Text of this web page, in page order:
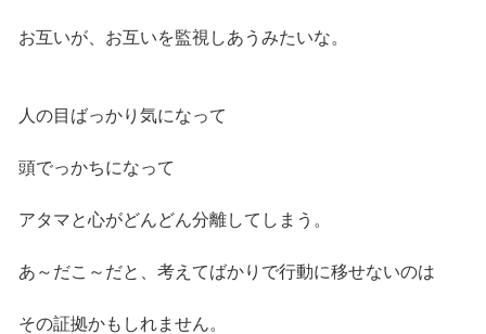
お互いが、お互いを監視しあうみたいな。
人の目ばっかり気になって
頭でっかちになって
アタマと心がどんどん分離してしまう。
あ～だこ～だと、考えてばかりで行動に移せないのは
その証拠かもしれません。